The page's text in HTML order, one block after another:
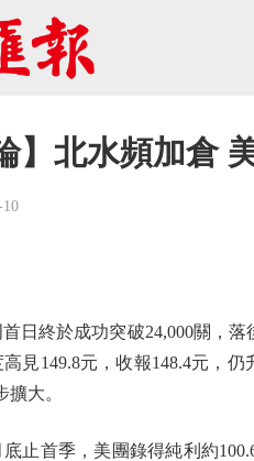
】北水頻加倉
10
終於成功突破24,000關，落
見149.8元，收報148.4元，
大。
首季，美團錄得純利約